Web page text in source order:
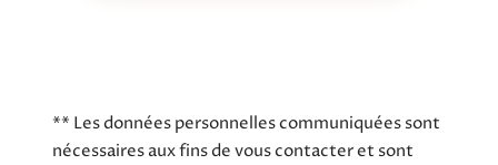
** Les données personnelles communiquées sont
nécessaires aux fins de vous contacter et sont